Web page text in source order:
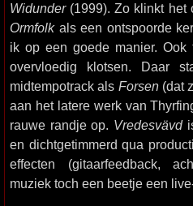
Widunder(1999). Zo klinkt het
Ormfolkals een ontspoorde
ik op een goede manier. Ook
overvloedig klotsen. Daar
midtempotrack als Forsen(dat
aan het latere werk van
rauwe randje op. Vredesvävd
en dichtgetimmerd qua
effecten (gitaarfeedback,
muziek toch een beetje een